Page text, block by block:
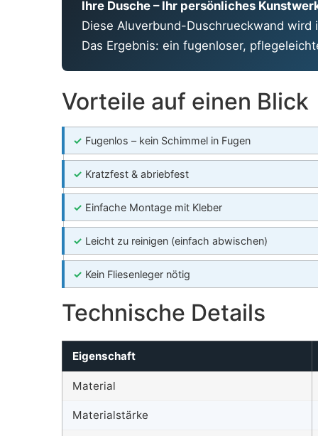
Ihre Dusche – Ihr persönliches
Diese Aluverbund-Duschrueckwand
Das Ergebnis: ein fugenloser,
Vorteile auf einen Blick
✓ Fugenlos – kein Schimmel in Fugen
✓ Kratzfest & abriebfest
✓ Einfache Montage mit Kleber
✓ Leicht zu reinigen (einfach abwischen)
✓ Kein Fliesenleger nötig
Technische Details
Eigenschaft
Material
Materialstärke